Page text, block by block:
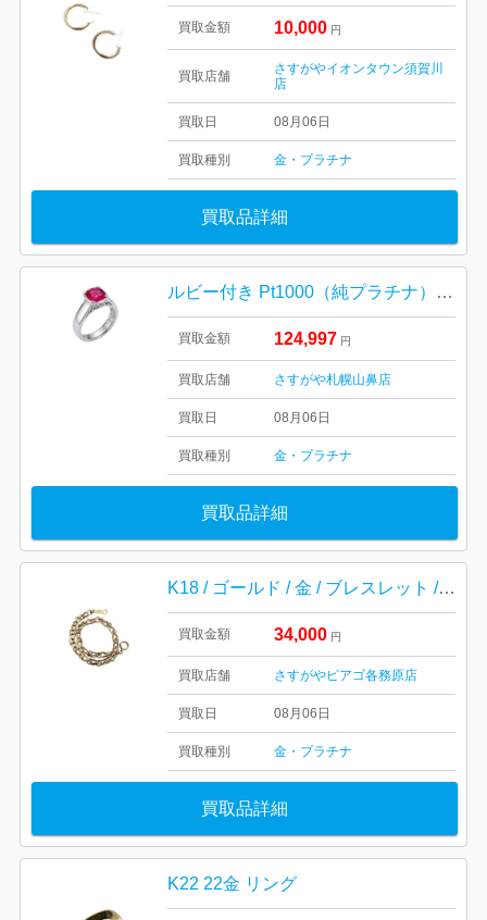
買取金額 10,000 円
買取店舗
さすがやイオンタウン須賀川
店
買取日 08月06日
買取種別 金・プラチナ
買取品詳細
ルビー付き Pt1000（純プラチナ）リング
買取金額 124,997 円
買取店舗 さすがや札幌山鼻店
買取日 08月06日
買取種別 金・プラチナ
買取品詳細
K18 / ゴールド / 金 / ブレスレット / アクセサリー / 貴金属
買取金額 34,000 円
買取店舗 さすがやピアゴ各務原店
買取日 08月06日
買取種別 金・プラチナ
買取品詳細
K22 22金 リング